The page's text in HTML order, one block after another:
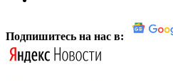
Подпишитесь на нас в: